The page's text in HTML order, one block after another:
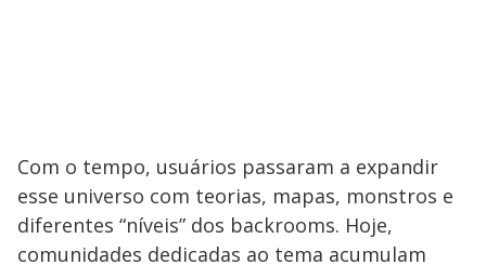
Com o tempo, usuários passaram a expandir
esse universo com teorias, mapas, monstros e
diferentes “níveis” dos backrooms. Hoje,
comunidades dedicadas ao tema acumulam